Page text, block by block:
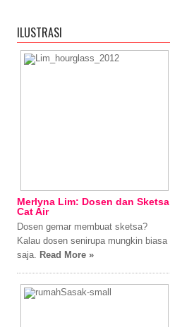
ILUSTRASI
Merlyna Lim: Dosen dan Sketsa
Cat Air
Dosen gemar membuat sketsa?
Kalau dosen senirupa mungkin biasa
saja. Read More »